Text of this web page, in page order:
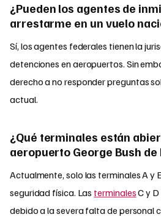
¿Pueden los agentes de
arrestarme en un vuelo
Sí, los agentes federales tienen la
detenciones en aeropuertos. Sin
derecho a no responder preguntas
actual.
¿Qué terminales están
aeropuerto George Bush
Actualmente, solo las terminales A y
seguridad física. Las terminalesC y
debido a la severa falta de personal